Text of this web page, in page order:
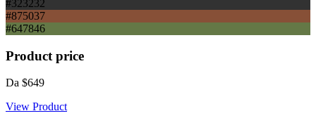
#323232
#875037
#647846
Product price
Da $649
View Product